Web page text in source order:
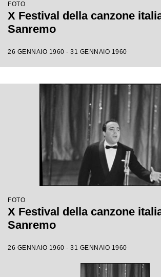
FOTO
X Festival della canzone
Sanremo
26 GENNAIO 1960 - 31 GENNAIO 1960
FOTO
X Festival della canzone
Sanremo
26 GENNAIO 1960 - 31 GENNAIO 1960